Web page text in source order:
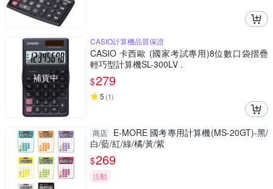
補貨中
CASIO計算機品質保證
CASIO 卡西歐 (國家考試專用)8位數口袋摺疊
輕巧型計算機SL-300LV .
$279
5 (1)
商店
E-MORE 國考專用計算機(MS-20GT)-黑/
白/藍/紅/綠/橘/黃/紫
$269
活動